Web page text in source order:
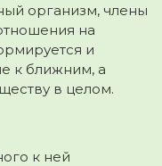
организм, члены
на
и
к ближним, а
в целом.
к ней